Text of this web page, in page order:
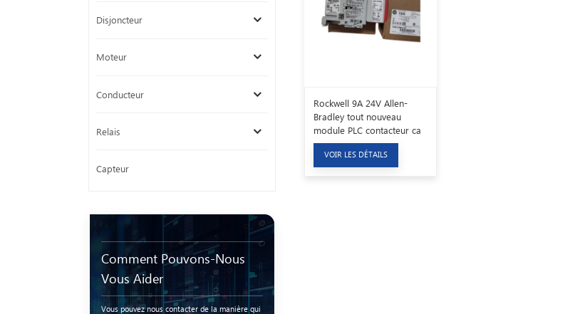
Rockwell 9A 24V Allen-
Bradley tout nouveau
module PLC contacteur ca
100S-C09EJ14C
VOIR LES DÉTAILS
Disjoncteur
Moteur
Conducteur
Relais
Capteur
Comment Pouvons-Nous
Vous Aider
Vous pouvez nous contacter de la manière qui